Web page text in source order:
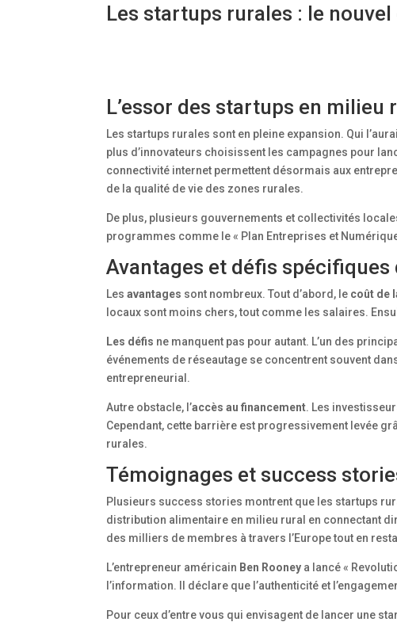
Les startups rurales : le
L’essor des startups en milieu
Les startups rurales sont en pleine expansion. Qui
plus d’innovateurs choisissent les campagnes pour
connectivité internet permettent désormais aux
de la qualité de vie des zones rurales.
De plus, plusieurs gouvernements et collectivités
programmes comme le « Plan Entreprises et
Avantages et défis
Lesavantages sont nombreux. Tout d’abord, le coût de
locaux sont moins chers, tout comme les salaires.
Les défis ne manquent pas pour autant. L’un des
événements de réseautage se concentrent souvent
entrepreneurial.
Autre obstacle, l’accès au financement. Les
Cependant, cette barrière est progressivement levée
rurales.
Témoignages et success
Plusieurs success stories montrent que les startups
distribution alimentaire en milieu rural en connectant
des milliers de membres à travers l’Europe tout en
L’entrepreneur américain Ben Rooney a lancé «
l’information. Il déclare que l’authenticité et
Pour ceux d’entre vous qui envisagent de lancer une